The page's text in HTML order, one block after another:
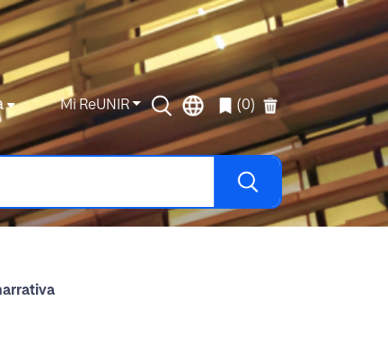
Mi ReUNIR (0)